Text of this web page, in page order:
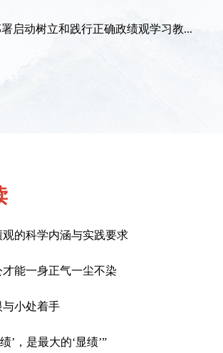
启动树立和践行正确政绩观学习教...
的科学内涵与实践要求
才能一身正气一尘不染
与小处着手
’，是最大的‘显绩’”